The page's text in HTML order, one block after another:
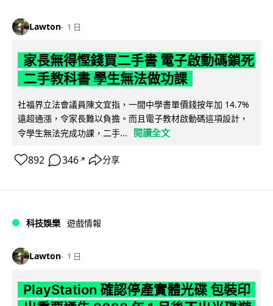
Lawton 1 日
家長無得慳錢買二手書 電子啟動碼鎖死
二手教科書 學生無法做功課
社福界立法會議員陳文宜指，一間中學書單價錢按年加 14.7%
遠超通漲，令家長難以負擔。而且電子教材啟動碼這項設計，
令學生無法完成功課，二手...
閱讀全文
892 346 ↗ 分享
科技娛樂 遊戲情報
Lawton 1 日
PlayStation 確認停產實體光碟 包裝印